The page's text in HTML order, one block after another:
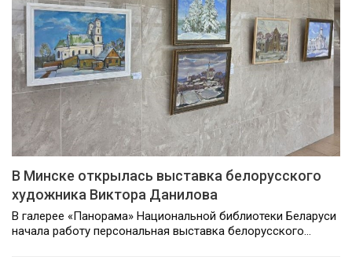
В Минске открылась выставка белорусского
художника Виктора Данилова
В галерее «Панорама» Национальной библиотеки Беларуси
начала работу персональная выставка белорусского…